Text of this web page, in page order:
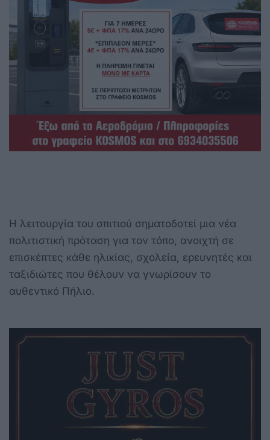
Η λειτουργία του σπιτιού σηματοδοτεί μια νέα
πολιτιστική πρόταση για τον τόπο, ανοιχτή σε
επισκέπτες κάθε ηλικίας, σχολεία, ερευνητές και
ταξιδιώτες που θέλουν να γνωρίσουν το
αυθεντικό Πήλιο.